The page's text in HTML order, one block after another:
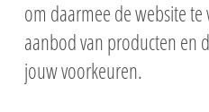
om daarmee de website
aanbod van producten en
jouw voorkeuren.